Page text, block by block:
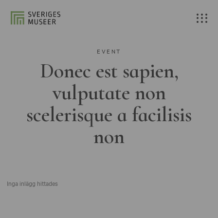
EVENT
Donec est sapien,
vulputate non
scelerisque a facilisis
non
Inga inlägg hittades